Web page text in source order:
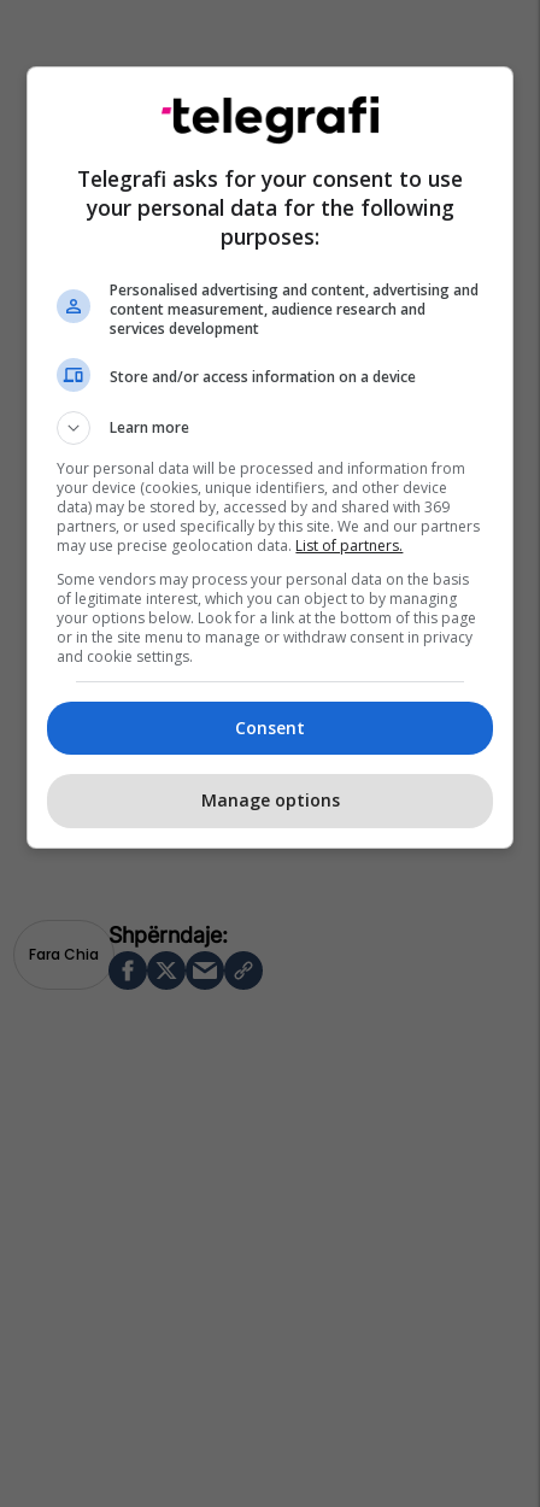
Fara Chia
Telegrafi asks for your consent to use
your personal data for the following
purposes:
Personalised advertising and content, advertising and
content measurement, audience research and
services development
Store and/or access information on a device
Learn more
Your personal data will be processed and information from
your device (cookies, unique identifiers, and other device
data) may be stored by, accessed by and shared with 369
partners, or used specifically by this site. We and our partners
may use precise geolocation data. List of partners.
Some vendors may process your personal data on the basis
of legitimate interest, which you can object to by managing
your options below. Look for a link at the bottom of this page
or in the site menu to manage or withdraw consent in privacy
and cookie settings.
Consent
Manage options